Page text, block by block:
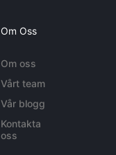
Om Oss
Om oss
Vårt team
Vår blogg
Kontakta
oss